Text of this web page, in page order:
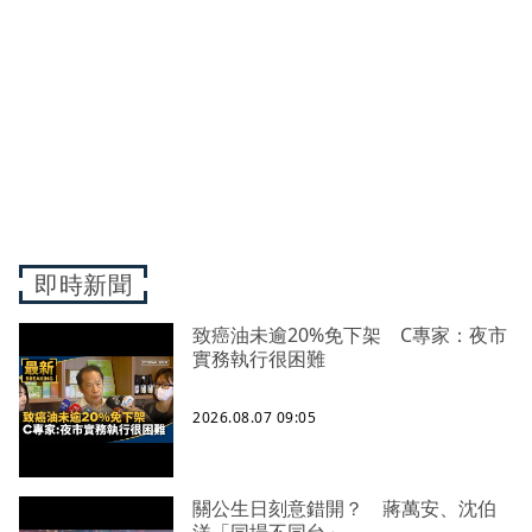
即時新聞
致癌油未逾20%免下架 C專家：夜市
實務執行很困難
2026.08.07 09:05
關公生日刻意錯開？ 蔣萬安、沈伯